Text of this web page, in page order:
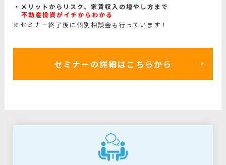
メリットからリスク、家賃収入の増やし方まで
不動産投資がイチからわかる
※セミナー終了後に個別相談会も行っています！
セミナーの詳細はこちらから